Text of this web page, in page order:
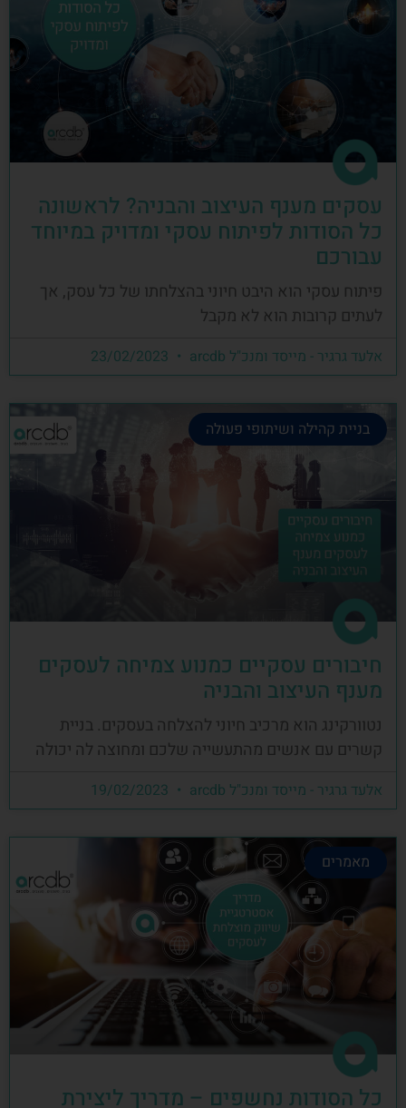
עסקים מענף העיצוב והבניה? לראשונה
כל הסודות לפיתוח עסקי ומדויק במיוחד
עבורכם
פיתוח עסקי הוא היבט חיוני בהצלחתו של כל עסק, אך
לעתים קרובות הוא לא מקבל
אלעד גרגיר - מייסד ומנכ"ל arcdb
בניית קהילה ושיתופי פעולה
חיבורים עסקיים כמנוע צמיחה לעסקים
מענף העיצוב והבניה
נטוורקינג הוא מרכיב חיוני להצלחה בעסקים. בניית
קשרים עם אנשים מהתעשייה שלכם ומחוצה לה יכולה
אלעד גרגיר - מייסד ומנכ"ל arcdb
מאמרים
כל הסודות נחשפים – מדריך ליצירת